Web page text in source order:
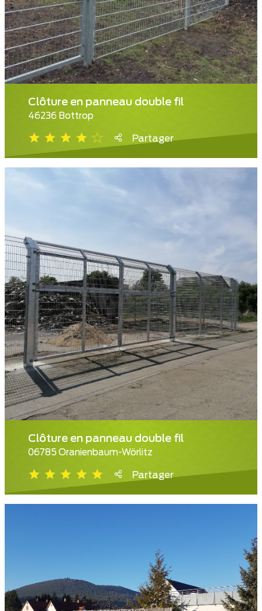
Clôture en panneau double fil
46236 Bottrop
Partager
Clôture en panneau double fil
06785 Oranienbaum-Wörlitz
Partager